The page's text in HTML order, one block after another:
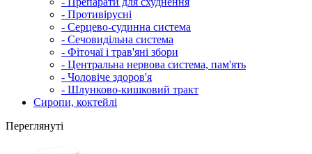
- Противірусні
- Серцево-судинна система
- Сечовидільна система
- Фіточаї і трав'яні збори
- Центральна нервова система, пам'ять
- Чоловіче здоров'я
- Шлунково-кишковий тракт
Сиропи, коктейлі
Переглянуті